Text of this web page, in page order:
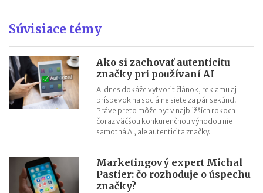
Súvisiace témy
Ako si zachovať autenticitu
značky pri používaní AI
AI dnes dokáže vytvoriť článok, reklamu aj
príspevok na sociálne siete za pár sekúnd.
Práve preto môže byť v najbližších rokoch
čoraz väčšou konkurenčnou výhodou nie
samotná AI, ale autenticita značky.
Marketingový expert Michal
Pastier: čo rozhoduje o úspechu
značky?